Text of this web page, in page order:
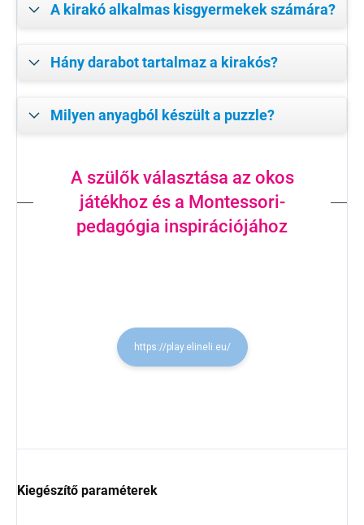
A kirakó alkalmas kisgyermekek számára?
Hány darabot tartalmaz a kirakós?
Milyen anyagból készült a puzzle?
A szülők választása az okos
játékhoz és a Montessori-
pedagógia inspirációjához
https://play.elineli.eu/
Kiegészítő paraméterek